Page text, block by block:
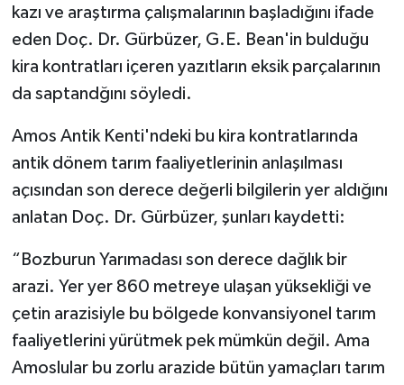
kazı ve araştırma çalışmalarının başladığını ifade
eden Doç. Dr. Gürbüzer, G.E. Bean'in bulduğu
kira kontratları içeren yazıtların eksik parçalarının
da saptandğını söyledi.
Amos Antik Kenti'ndeki bu kira kontratlarında
antik dönem tarım faaliyetlerinin anlaşılması
açısından son derece değerli bilgilerin yer aldığını
anlatan Doç. Dr. Gürbüzer, şunları kaydetti:
“Bozburun Yarımadası son derece dağlık bir
arazi. Yer yer 860 metreye ulaşan yüksekliği ve
çetin arazisiyle bu bölgede konvansiyonel tarım
faaliyetlerini yürütmek pek mümkün değil. Ama
Amoslular bu zorlu arazide bütün yamaçları tarım